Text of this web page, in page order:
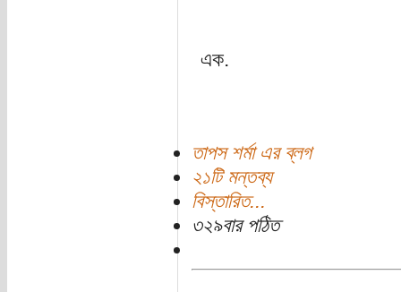
এক.
তাপস শর্মা এর ব্লগ
২১টি মন্তব্য
বিস্তারিত...
৩২৯বার পঠিত